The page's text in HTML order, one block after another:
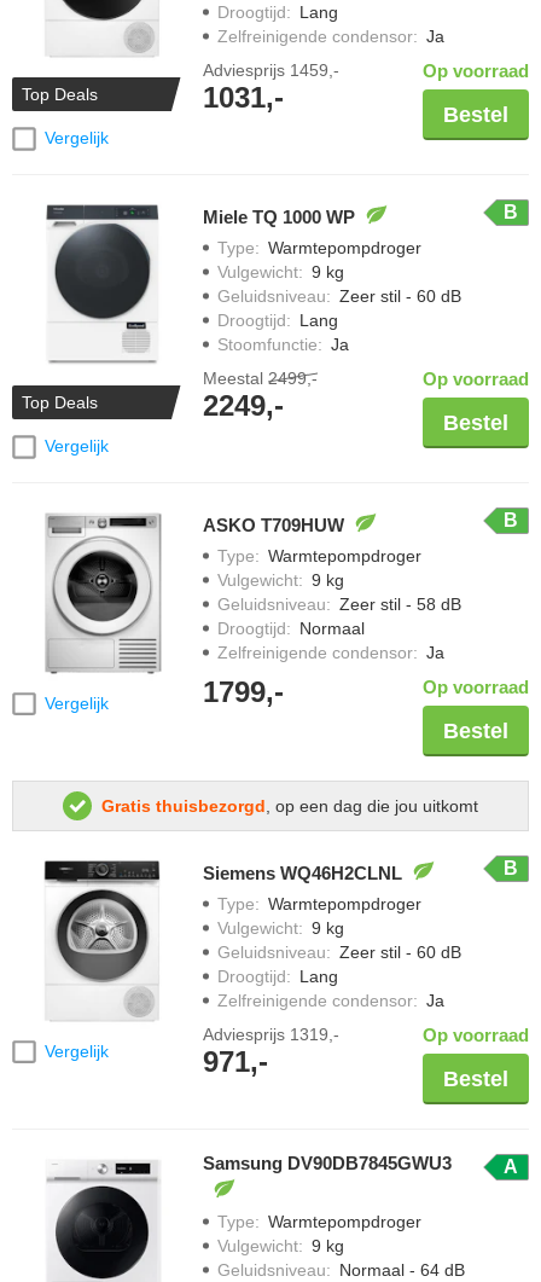
Top Deals
Vergelijk
Droogtijd: Lang
Zelfreinigende condensor: Ja
Adviesprijs 1459,-
1031,-
Op voorraad
Bestel
Top Deals
Vergelijk
Miele TQ 1000 WP B
Type: Warmtepompdroger
Vulgewicht: 9 kg
Geluidsniveau: Zeer stil - 60 dB
Droogtijd: Lang
Stoomfunctie: Ja
Meestal 2499,-
2249,-
Op voorraad
Bestel
Vergelijk
ASKO T709HUW B
Type: Warmtepompdroger
Vulgewicht: 9 kg
Geluidsniveau: Zeer stil - 58 dB
Droogtijd: Normaal
Zelfreinigende condensor: Ja
1799,- Op voorraad
Bestel
Gratis thuisbezorgd , op een dag die jou uitkomt
Vergelijk
Siemens WQ46H2CLNL B
Type: Warmtepompdroger
Vulgewicht: 9 kg
Geluidsniveau: Zeer stil - 60 dB
Droogtijd: Lang
Zelfreinigende condensor: Ja
Adviesprijs 1319,-
971,-
Op voorraad
Bestel
Samsung DV90DB7845GWU3 A
Type: Warmtepompdroger
Vulgewicht: 9 kg
Geluidsniveau: Normaal - 64 dB